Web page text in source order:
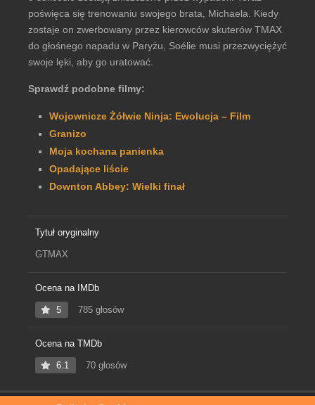
poświęca się trenowaniu swojego brata, Michaela. Kiedy
zostaje on zwerbowany przez kierowców skuterów TMAX
do głośnego napadu w Paryżu, Soélie musi przezwyciężyć
swoje lęki, aby go uratować.
Sprawdź podobne filmy:
Wojownicze Żółwie Ninja: Ewolucja – Film
Granizo
Moja kochana panienka
Opadające liście
Downton Abbey: Wielki finał
Tytuł oryginalny
GTMAX
Ocena na IMDb
5 785 głosów
Ocena na TMDb
6.1 70 głosów